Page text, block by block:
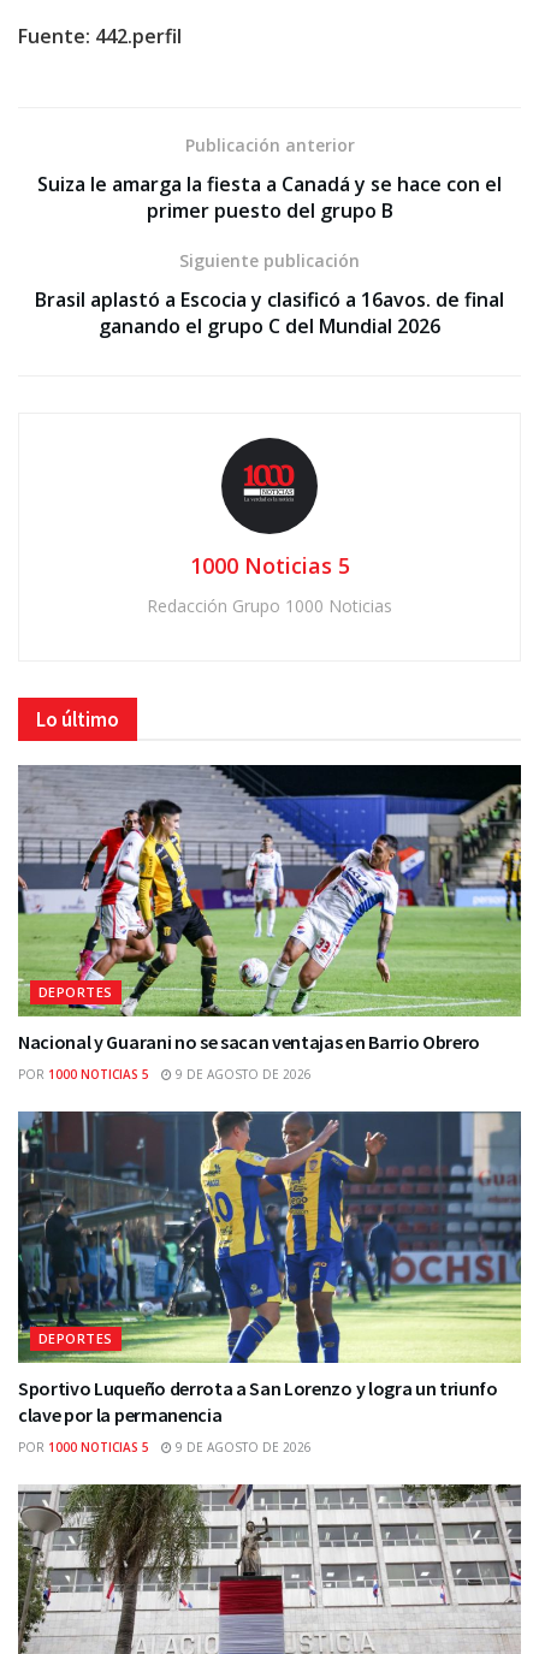
Fuente: 442.perfil
Publicación anterior
Suiza le amarga la fiesta a Canadá y se hace con el
primer puesto del grupo B
Siguiente publicación
Brasil aplastó a Escocia y clasificó a 16avos. de final
ganando el grupo C del Mundial 2026
1000 Noticias 5
Redacción Grupo 1000 Noticias
Lo último
DEPORTES
Nacional y Guarani no se sacan ventajas en Barrio Obrero
POR 1000 NOTICIAS 5 9 DE AGOSTO DE 2026
DEPORTES
Sportivo Luqueño derrota a San Lorenzo y logra un triunfo
clave por la permanencia
POR 1000 NOTICIAS 5 9 DE AGOSTO DE 2026